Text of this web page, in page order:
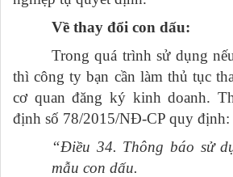
Về thay đổi con dấu:
Trong quá trình sử dụng
thì công ty bạn cần làm thủ tục
cơ quan đăng ký kinh doanh.
định số 78/2015/NĐ-CP quy định:
“Điều 34. Thông báo sử
mẫu con dấu.